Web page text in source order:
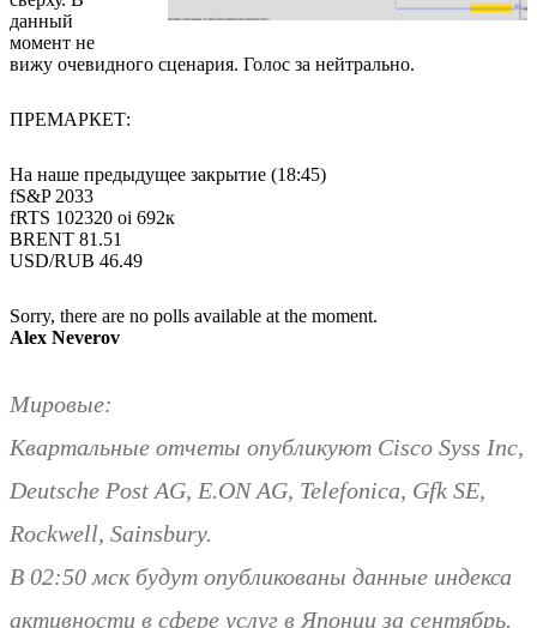
данный
момент не
вижу очевидного сценария. Голос за нейтрально.
ПРЕМАРКЕТ:
На наше предыдущее закрытие (18:45)
fS&P 2033
fRTS 102320 oi 692к
BRENT 81.51
USD/RUB 46.49
Sorry, there are no polls available at the moment.
Alex Neverov
Мировые:
Квартальные отчеты опубликуют Cisco Syss Inc,
Deutsche Post AG, E.ON AG, Telefonica, Gfk SE,
Rockwell, Sainsbury.
В 02:50 мск будут опубликованы данные индекса
активности в сфере услуг в Японии за сентябрь.